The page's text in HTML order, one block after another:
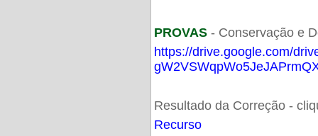
PROVAS- Conservação e
https://drive.google.com/
Resultado da Correção -
Recurso